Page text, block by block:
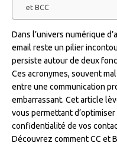
et BCC
Dans l’univers numérique
email reste un pilier
persiste autour de deux
Ces acronymes, souvent
entre une communication
embarrassant. Cet article
vous permettant
confidentialité de vos
Découvrez comment CC et